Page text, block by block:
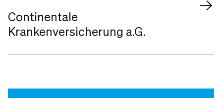
Continentale
Krankenversicherung a.G.